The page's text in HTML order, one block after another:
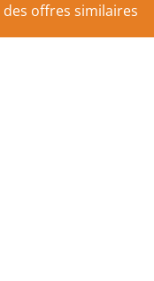
des offres similaires